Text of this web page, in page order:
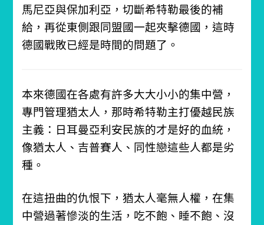
馬尼亞與保加利亞，切斷希特勒最後的補
給，再從東側跟同盟國一起夾擊德國，這時
德國戰敗已經是時間的問題了。
本來德國在各處有許多大大小小的集中營，
專門管理猶太人，那時希特勒主打優越民族
主義：日耳曼亞利安民族的才是好的血統，
像猶太人、吉普賽人、同性戀這些人都是劣
種。
在這扭曲的仇恨下，猶太人毫無人權，在集
中營過著慘淡的生活，吃不飽、睡不飽、沒